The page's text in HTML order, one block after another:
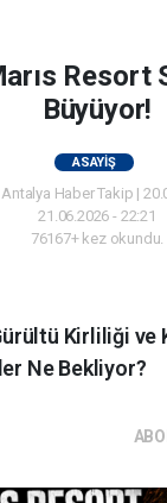
Resort
Büyüyor!
ASAYIŞ
Haber Takip |
21.06.2026 - 22:21
76167+ kez okundu.
Kirliliği ve
Ne Bekliyor?